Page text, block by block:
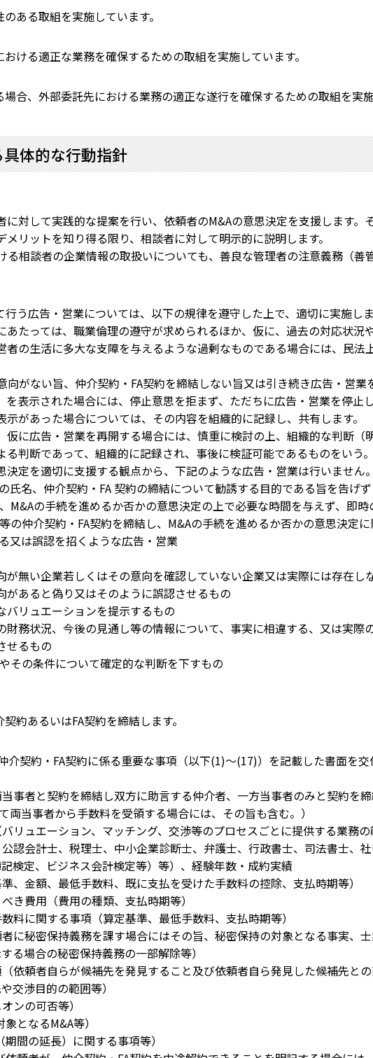
ある取組を実施しています。
ける適正な業務を確保するための取組を実施しています。
合、外部委託先における業務の適正な遂行を確保するための取組を実施
体的な行動指針
対して実践的な提案を行い、依頼者のM&Aの意思決定を支援します。
リットを知り得る限り、相談者に対して明示的に説明します。
相談者の企業情報の取扱いについても、善良な管理者の注意義務（善
う広告・営業については、以下の規律を遵守した上で、適切に実施しま
っては、職業倫理の遵守が求められるほか、仮に、過去の対応状況
活に多大な支障を与えるような過剰なものである場合には、民法
がない旨、仲介契約・FA契約を締結しない旨又は引き続き広告・営
示された場合には、停止意思を拒まず、ただちに広告・営業を停止し
があった場合については、その内容を組織的に記録し、共有します。
に広告・営業を再開する場合には、慎重に検討の上、組織的な判断（
断であって、組織的に記録され、事後に検証可能であるものをいう。
定を適切に支援する観点から、下記のような広告・営業は行いません。
、仲介契約・FA 契約の締結について勧誘する目的である旨を告げ
の手続を進めるか否かの意思決定の上で必要な時間を与えず、即時
介契約・FA契約を締結し、M&Aの手続を進めるか否かの意思決定に
は誤認を招くような広告・営業
い企業若しくはその意向を確認していない企業又は実際には存在しな
ると偽り又はそのように誤認させるもの
リュエーションを提示するもの
状況、今後の見通し等の情報について、事実に相違する、又は実際の
るもの
の条件について確定的な判断を下すもの
あるいはFA契約を締結します。
契約・FA契約に係る重要な事項（以下(1)～(17)）を記載した書面を交
事者と契約を締結し双方に助言する仲介者、一方当事者のみと契約を
当事者から手数料を受領する場合には、その旨も含む。）
リュエーション、マッチング、交渉等のプロセスごとに提供する業務の
認会計士、税理士、中小企業診断士、弁護士、行政書士、司法書士、社
定、ビジネス会計検定等）等）、経験年数・成約実績
、金額、最低手数料、既に支払を受けた手数料の控除、支払時期等）
き費用（費用の種類、支払時期等）
料に関する事項（算定基準、最低手数料、支払時期等）
に秘密保持義務を課す場合にはその旨、秘密保持の対象となる事実、
場合の秘密保持義務の一部解除等）
依頼者自らが候補先を発見すること及び依頼者自ら発見した候補先との
渉目的の範囲等）
ンの可否等）
となるM&A等）
間の延長）に関する事項等）